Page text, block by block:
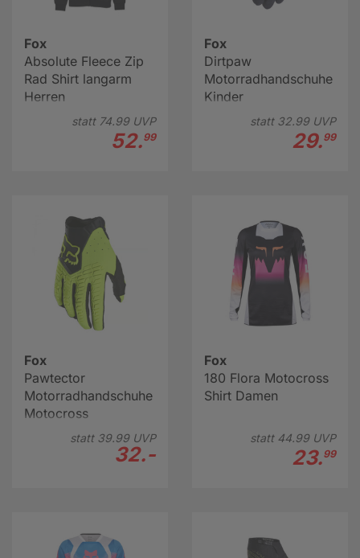
Fox
Absolute Fleece Zip
Rad Shirt langarm
Herren
statt 74.99UVP
52.99
Fox
Dirtpaw
Motorradhandschuhe
Kinder
statt 32.99UVP
29.99
Fox
Pawtector
Motorradhandschuhe
Motocross
statt 39.99UVP
32.-
Fox
180 Flora Motocross
Shirt Damen
statt 44.99UVP
23.99